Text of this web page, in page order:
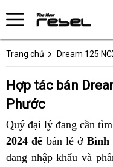
Trang chủ Dream 125
Hợp tác bán
Phước
Quý đại lý đang cần
2024 để bán lẻ ở Bình
đang nhập khẩu và